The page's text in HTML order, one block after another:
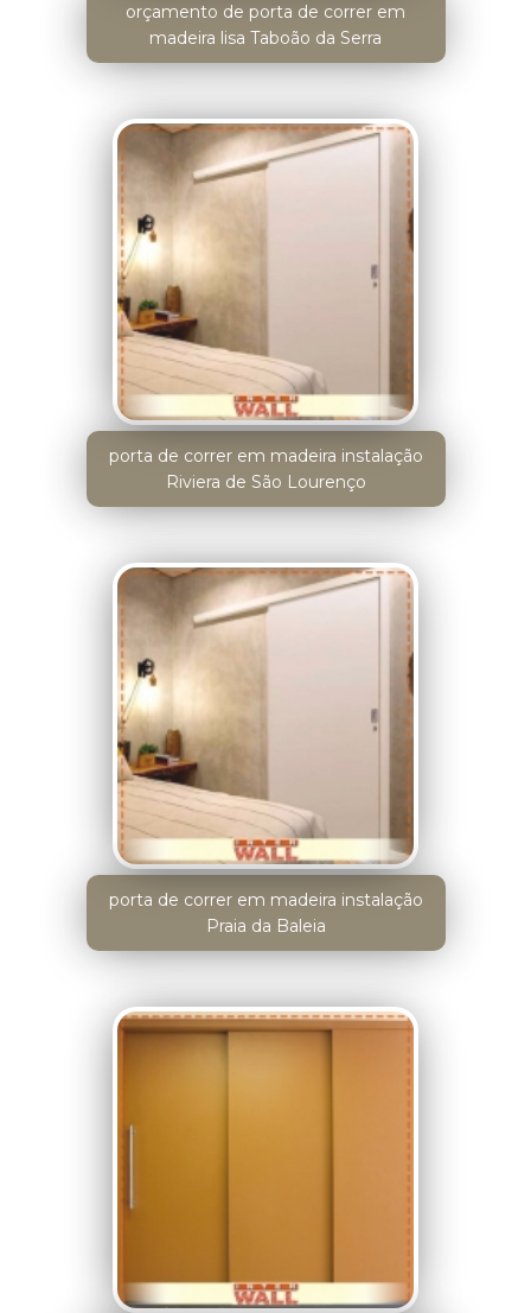
orçamento de porta de correr em
madeira lisa Taboão da Serra
porta de correr em madeira instalação
Riviera de São Lourenço
porta de correr em madeira instalação
Praia da Baleia